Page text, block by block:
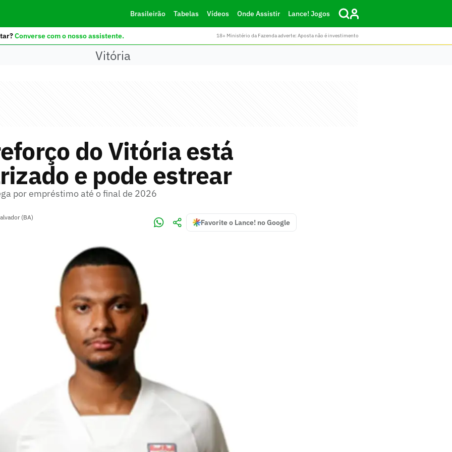
Brasileirão Tabelas Vídeos Onde Assistir Lance! Jogos
Converse com o nosso assistente. 18+ Ministério da Fazenda adverte: Aposta não é investimento
Vitória
do Vitória está
e pode estrear
por empréstimo até o final de 2026
(BA)
Favorite o Lance! no Google